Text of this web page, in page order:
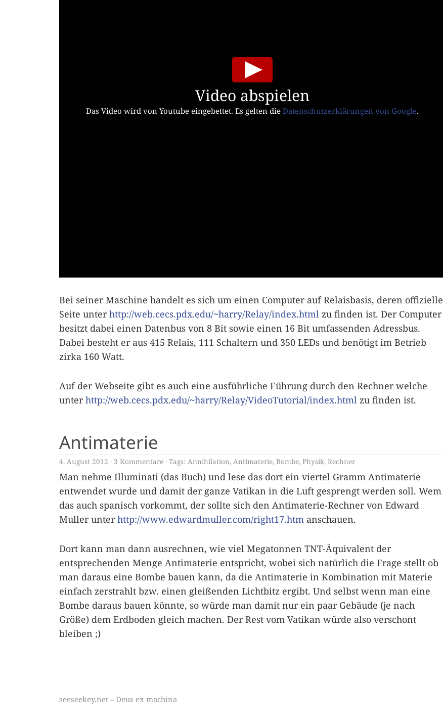
Video abspielen
Das Video wird von Youtube eingebettet. Es gelten dieDatenschutzerklärungen von Google.
Bei seiner Maschine handelt es sich um einen Computer auf Relaisbasis, deren offizielle
Seite unterhttp://web.cecs.pdx.edu/~harry/Relay/index.html zu finden ist. Der Computer
besitzt dabei einen Datenbus von 8 Bit sowie einen 16 Bit umfassenden Adressbus.
Dabei besteht er aus 415 Relais, 111 Schaltern und 350 LEDs und benötigt im Betrieb
zirka 160 Watt.
Auf der Webseite gibt es auch eine ausführliche Führung durch den Rechner welche
unterhttp://web.cecs.pdx.edu/~harry/Relay/VideoTutorial/index.html zu finden ist.
Antimaterie
4. August 2012 3 Kommentare Tags: Annihilation, Antimaterie, Bombe, Physik, Rechner
Man nehme Illuminati (das Buch) und lese das dort ein viertel Gramm Antimaterie
entwendet wurde und damit der ganze Vatikan in die Luft gesprengt werden soll. Wem
das auch spanisch vorkommt, der sollte sich den Antimaterie-Rechner von Edward
Muller unterhttp://www.edwardmuller.com/right17.htm anschauen.
Dort kann man dann ausrechnen, wie viel Megatonnen TNT-Äquivalent der
entsprechenden Menge Antimaterie entspricht, wobei sich natürlich die Frage stellt ob
man daraus eine Bombe bauen kann, da die Antimaterie in Kombination mit Materie
einfach zerstrahlt bzw. einen gleißenden Lichtbitz ergibt. Und selbst wenn man eine
Bombe daraus bauen könnte, so würde man damit nur ein paar Gebäude (je nach
Größe) dem Erdboden gleich machen. Der Rest vom Vatikan würde also verschont
bleiben ;)
seeseekey.net – Deus ex machina